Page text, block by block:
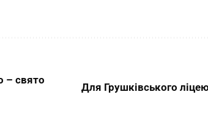
– свято
Для Грушківського